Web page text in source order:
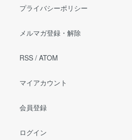
プライバシーポリシー
メルマガ登録・解除
RSS / ATOM
マイアカウント
会員登録
ログイン